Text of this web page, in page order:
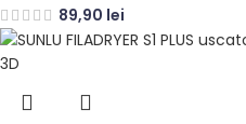
89,90 lei